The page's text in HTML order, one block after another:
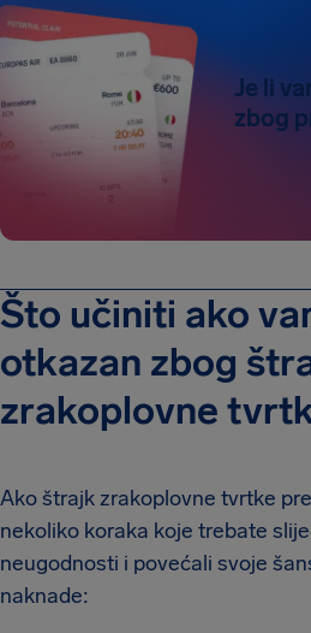
Je li
zbog
Što učiniti ako
otkazan zbog
zrakoplovne
Ako štrajk zrakoplovne tvrtke
nekoliko koraka koje trebate
neugodnosti i povećali svoje
naknade: